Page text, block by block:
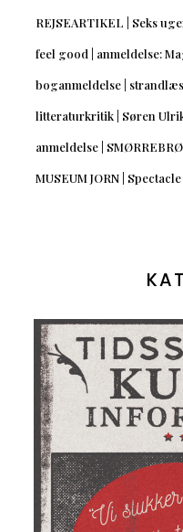
REJSEARTIKEL | Seks
feel good | anmeldelse:
boganmeldelse |
litteraturkritik | Søren
anmeldelse |
MUSEUM JORN |